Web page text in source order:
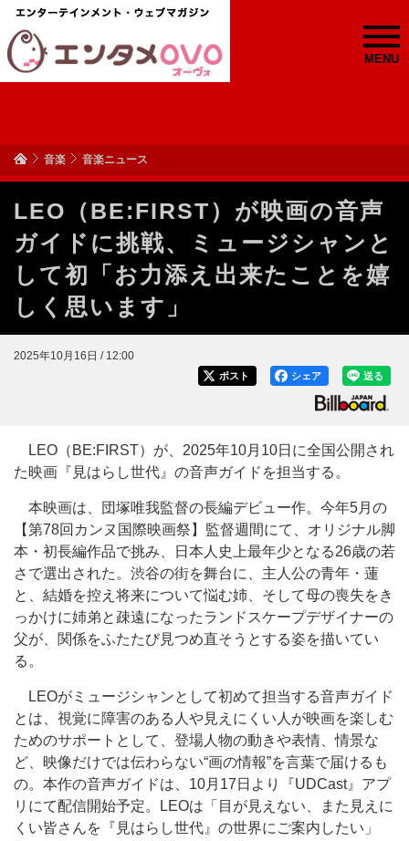
MENU
音楽 音楽ニュース
LEO（BE:FIRST）が映画の音声
ガイドに挑戦、ミュージシャンと
して初「お力添え出来たことを嬉
しく思います」
2025年10月16日 / 12:00
送る
シェア
ポスト
LEO（BE:FIRST）が、2025年10月10日に全国公開され
た映画『見はらし世代』の音声ガイドを担当する。
本映画は、団塚唯我監督の長編デビュー作。今年5月の
【第78回カンヌ国際映画祭】監督週間にて、オリジナル脚
本・初長編作品で挑み、日本人史上最年少となる26歳の若
さで選出された。渋谷の街を舞台に、主人公の青年・蓮
と、結婚を控え将来について悩む姉、そして母の喪失をき
っかけに姉弟と疎遠になったランドスケープデザイナーの
父が、関係をふたたび見つめ直そうとする姿を描いてい
る。
LEOがミュージシャンとして初めて担当する音声ガイド
とは、視覚に障害のある人や見えにくい人が映画を楽しむ
ためのサポートとして、登場人物の動きや表情、情景な
ど、映像だけでは伝わらない“画の情報”を言葉で届けるも
の。本作の音声ガイドは、10月17日より『UDCast』アプ
リにて配信開始予定。LEOは「目が見えない、また見えに
くい皆さんを『見はらし世代』の世界にご案内したい」